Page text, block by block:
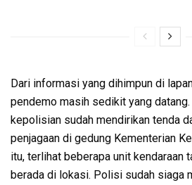
Dari informasi yang dihimpun di
pendemo masih sedikit yang
kepolisian sudah mendirikan tenda
penjagaan di gedung Kementerian
itu, terlihat beberapa unit kendaraan
berada di lokasi. Polisi sudah siaga